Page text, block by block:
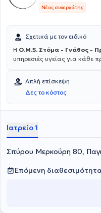
Νέος συνεργάτης
Σχετικά με τον ειδικό
Η O.M.S. Στόμα - Γνάθος -
υπηρεσιές υγείας για κάθε
επιστημονική διεύθυνση του
απαρτίζεται από
αντιμετωπίζει ακόμα και τις
προσφέροντας
omstotalcare.gr.
Απλή επίσκεψη
Δες το κόστος
Ιατρείο 1
Σπύρου Μερκούρη 80,
Επόμενη